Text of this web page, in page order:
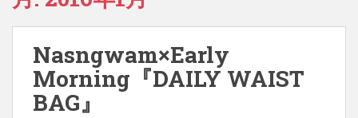
Nasngwam×Early
Morning『DAILY WAIST
BAG』